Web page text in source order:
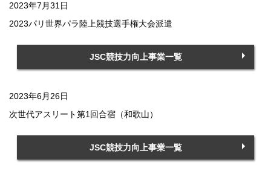
2023年7月31日
2023パリ世界パラ陸上競技選手権大会派遣
JSC競技力向上事業一覧
2023年6月26日
次世代アスリート第1回合宿（和歌山）
JSC競技力向上事業一覧